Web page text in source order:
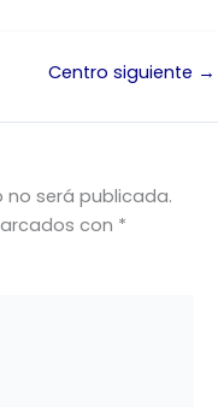
Centro siguiente →
no será publicada.
con *